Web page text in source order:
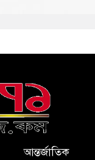
আন্তর্জাতিক